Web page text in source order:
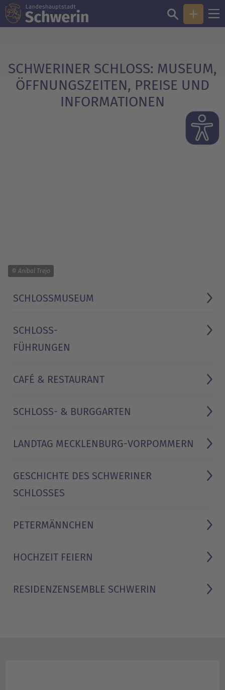
Sie sind hier: Schloss Schwerin
SCHWERINER SCHLOSS: MUSEUM,
ÖFFNUNGSZEITEN, PREISE UND
INFORMATIONEN
© Anibal Trejo
SCHLOSSMUSEUM
SCHLOSS-
FÜHRUNGEN
CAFÉ & RESTAURANT
SCHLOSS- & BURGGARTEN
LANDTAG MECKLENBURG-VORPOMMERN
GESCHICHTE DES SCHWERINER
SCHLOSSES
PETERMÄNNCHEN
HOCHZEIT FEIERN
RESIDENZ­ENSEMBLE SCHWERIN